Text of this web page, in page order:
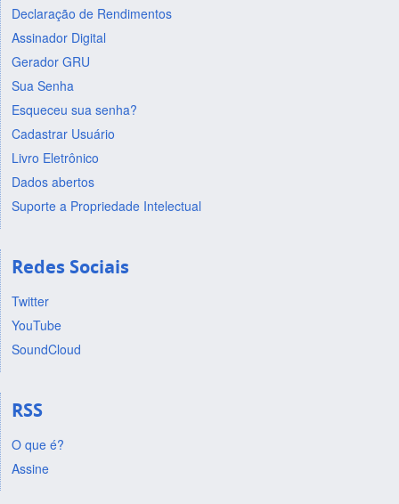
Declaração de Rendimentos
Assinador Digital
Gerador GRU
Sua Senha
Esqueceu sua senha?
Cadastrar Usuário
Livro Eletrônico
Dados abertos
Suporte a Propriedade Intelectual
Redes Sociais
Twitter
YouTube
SoundCloud
RSS
O que é?
Assine